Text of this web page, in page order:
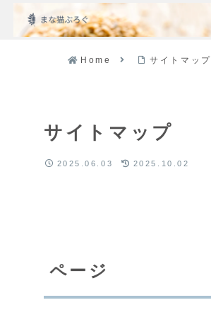
Home サイトマップ
サイトマップ
2025.06.03 2025.10.02
ページ